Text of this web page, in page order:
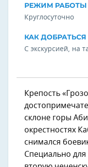
РЕЖИМ РАБОТЫ
Круглосуточно
КАК ДОБРАТЬСЯ
С экскурсией, на
Крепость
склоне горы
окрестностях
снимался
Специально